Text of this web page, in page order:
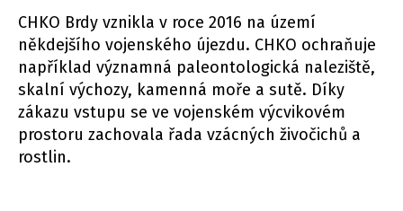
CHKO Brdy vznikla v roce 2016 na území
někdejšího vojenského újezdu. CHKO ochraňuje
například významná paleontologická naleziště,
skalní výchozy, kamenná moře a sutě. Díky
zákazu vstupu se ve vojenském výcvikovém
prostoru zachovala řada vzácných živočichů a
rostlin.